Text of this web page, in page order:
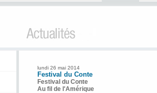
lundi 26 mai 2014
Festival du Conte
Festival du Conte
Au fil de l'Amérique